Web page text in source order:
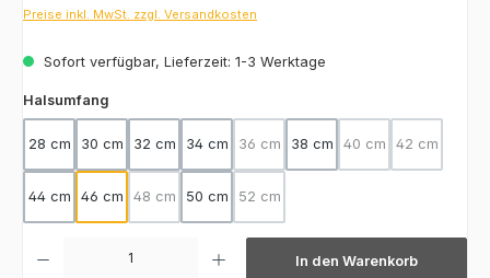
Preise inkl. MwSt. zzgl. Versandkosten
Sofort verfügbar, Lieferzeit: 1-3 Werktage
Halsumfang
28 cm 30 cm 32 cm 34 cm 36 cm
(Diese Option ist zurzeit nicht
38 cm 40 cm
(Diese Option ist
42 cm
(Diese
44 cm 46 cm 48 cm
(Diese Option ist zurzeit nicht verfügbar.)
50 cm 52 cm
(Diese Option ist zurzeit nicht
In den Warenkorb